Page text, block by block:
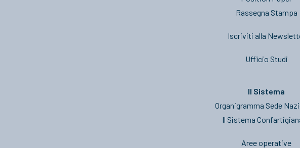
Rassegna Stampa
Iscriviti alla
Ufficio Studi
Il Sistema
Organigramma Sede
Il Sistema
Aree operative